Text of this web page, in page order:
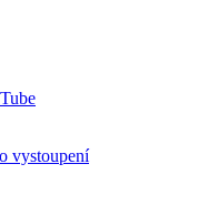
vystoupení